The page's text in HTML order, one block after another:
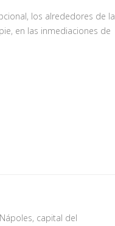
los alrededores de la
en las inmediaciones de
capital del